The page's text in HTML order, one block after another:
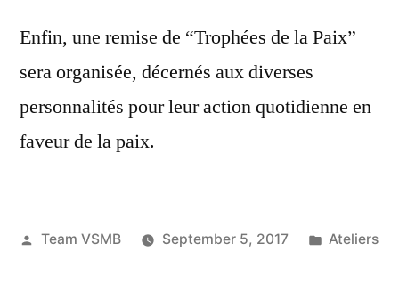
Enfin, une remise de “Trophées de la Paix”
sera organisée, décernés aux diverses
personnalités pour leur action quotidienne en
faveur de la paix.
Posted
Team VSMB September 5, 2017
Posted
Ateliers